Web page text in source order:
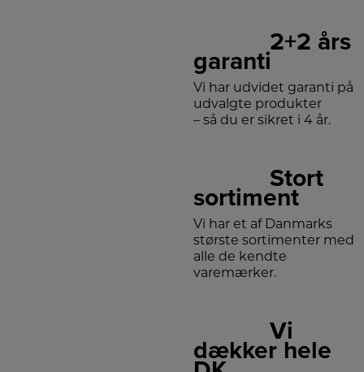
2+2 års
garanti
Vi har udvidet garanti på
udvalgte produkter
– så du er sikret i 4 år.
Stort
sortiment
Vi har et af Danmarks
største sortimenter med
alle de kendte
varemærker.
Vi
dækker hele